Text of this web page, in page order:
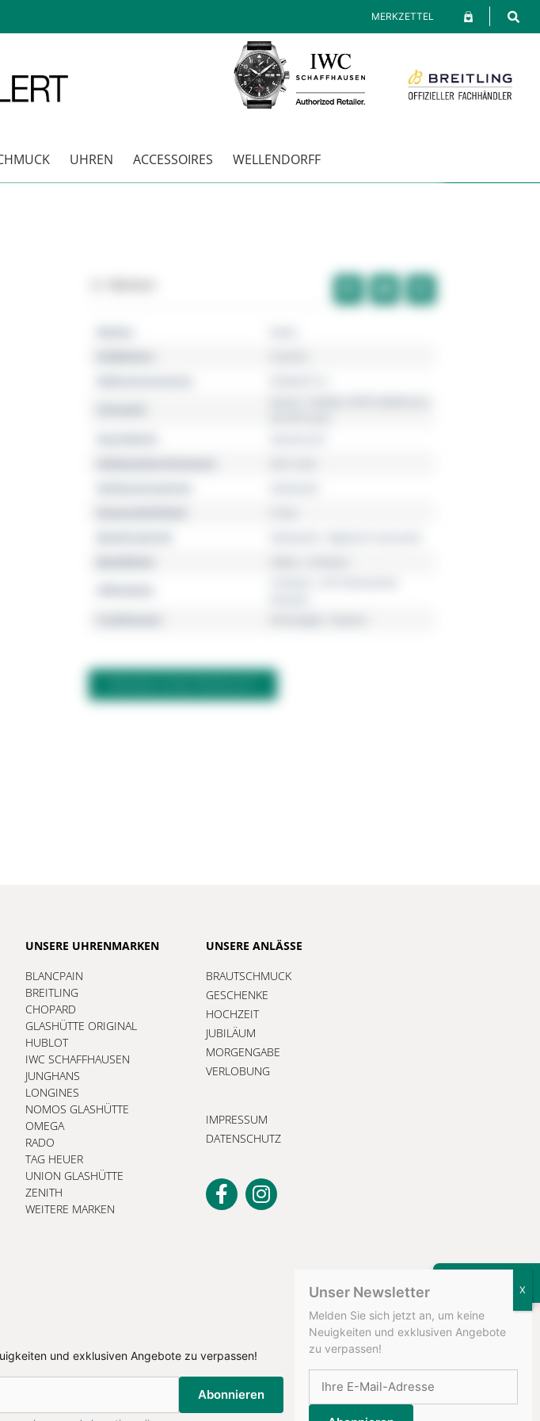
MERKZETTEL
UHREN ACCESSOIRES WELLENDORFF
UNSERE UHRENMARKEN
BLANCPAIN
BREITLING
CHOPARD
GLASHÜTTE ORIGINAL
HUBLOT
IWC SCHAFFHAUSEN
JUNGHANS
LONGINES
NOMOS GLASHÜTTE
OMEGA
RADO
TAG HEUER
UNION GLASHÜTTE
ZENITH
WEITERE MARKEN
UNSERE ANLÄSSE
BRAUTSCHMUCK
GESCHENKE
HOCHZEIT
JUBILÄUM
MORGENGABE
VERLOBUNG
IMPRESSUM
DATENSCHUTZ
und exklusiven Angebote zu verpassen!
Abonnieren
Unser Newsletter
Melden Sie sich jetzt an, um keine
Neuigkeiten und exklusiven Angebote
zu verpassen!